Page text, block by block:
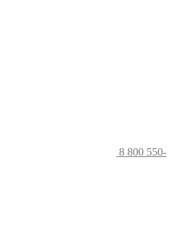
8 800 550-